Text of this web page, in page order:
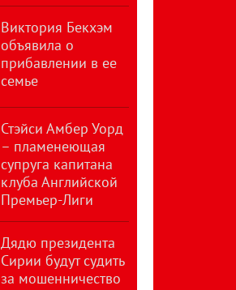
Виктория Бекхэм
объявила о
прибавлении в ее
семье
Стэйси Амбер Уорд
– пламенеющая
супруга капитана
клуба Английской
Премьер-Лиги
Дядю президента
Сирии будут судить
за мошенничество